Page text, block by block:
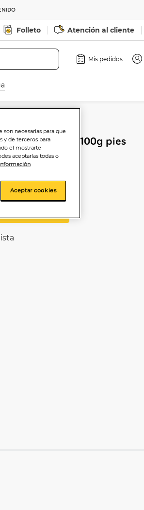
Folleto Atención al cliente
Mis pedidos
talco Eco Feet 100g pies
necesarias para que
y de terceros para
el mostrarte
aceptarlas todas o
Aceptar cookies